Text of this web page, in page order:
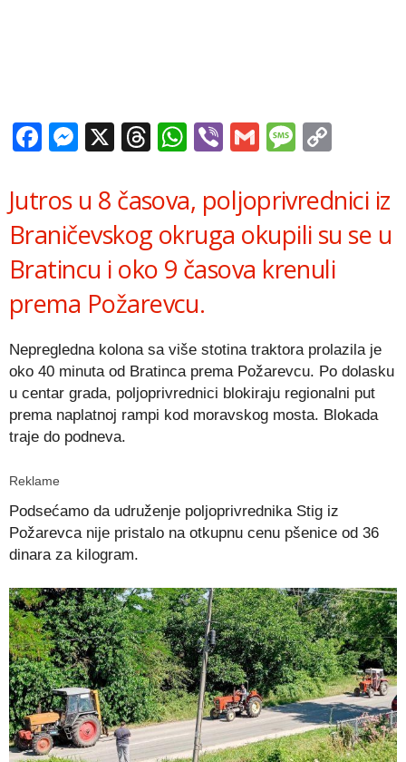
Facebook
Messenger
X Threads
WhatsApp
ViberGmail
Jutros u 8 časova, poljoprivrednici iz
Braničevskog okruga okupili su se u
Bratincu i oko 9 časova krenuli
prema Požarevcu.
Nepregledna kolona sa više stotina traktora prolazila je
oko 40 minuta od Bratinca prema Požarevcu. Po dolasku
u centar grada, poljoprivrednici blokiraju regionalni put
prema naplatnoj rampi kod moravskog mosta. Blokada
traje do podneva.
Reklame
Podsećamo da udruženje poljoprivrednika Stig iz
Požarevca nije pristalo na otkupnu cenu pšenice od 36
dinara za kilogram.